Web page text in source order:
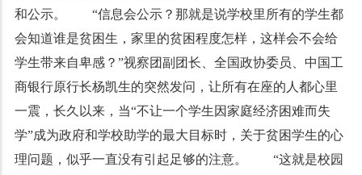
和公示。 “信息会公示？那就是说学校里所有的学生都
会知道谁是贫困生，家里的贫困程度怎样，这样会不会给
学生带来自卑感？”视察团副团长、全国政协委员、中国工
商银行原行长杨凯生的突然发问，让所有在座的人都心里
一震，长久以来，当“不让一个学生因家庭经济困难而失
学”成为政府和学校助学的最大目标时，关于贫困学生的心
理问题，似乎一直没有引起足够的注意。 “这就是校园